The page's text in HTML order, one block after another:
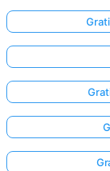
Nog
Geen
Vraag